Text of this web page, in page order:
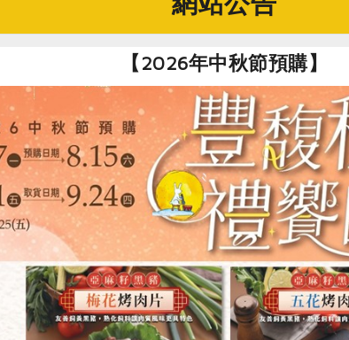
你可能有興趣的產品
【2026年中秋節預購】